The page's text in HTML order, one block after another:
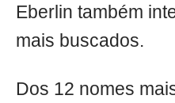
Eberlin também
mais buscados.
Dos 12 nomes